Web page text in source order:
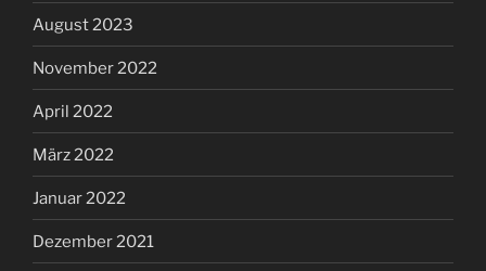
August 2023
November 2022
April 2022
März 2022
Januar 2022
Dezember 2021